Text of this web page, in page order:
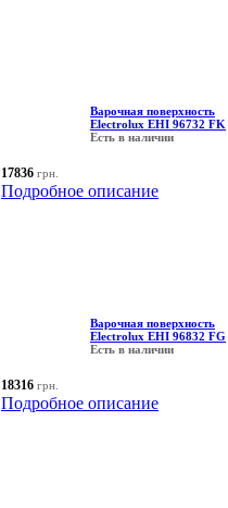
Варочная поверхность
Electrolux EHI 96732 FK
Есть в наличии
17836 грн.
Подробное описание
Варочная поверхность
Electrolux EHI 96832 FG
Есть в наличии
18316 грн.
Подробное описание